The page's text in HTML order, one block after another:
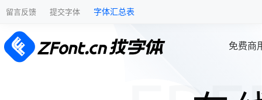
留言反馈 提交字体 字体汇总表
免费商